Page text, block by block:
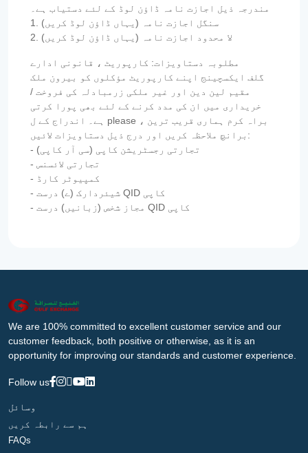
مندرجہ ذیل اجازت نامہ ڈاؤن لوڈ کے لئے دستیاب ہے۔
1. سنگل اجازت نامہ (یہاں ڈاؤن لوڈ کریں)
2. لا محدود اجازت نامہ (یہاں ڈاؤن لوڈ کریں)
مطلوبہ دستاویزات: کارپوریٹ ، قانونی ادارے
گلف ایکسچینج اپنے کارپوریٹ مؤکلوں کو بیرون ملک
مقیم لین دین اور غیر ملکی زرمبادلہ کی فروخت /
خریداری میں ان کی مدد کرنے کے لئے بھی پورا کرتی
ہے۔ اندراج کے ل please ، براہ کرم ہماری قریب ترین
برانچ ملاحظہ کریں اور درج ذیل دستاویزات لائیں:
- تجارتی رجسٹریشن کاپی (سی آر کاپی)
- تجارتی لائسنس
- کمپیوٹر کارڈ
- شیئردارک (ے) درست QID کاپی
- مجاز شخص (زبانیں) درست QID کاپی
We are 100% committed to excellent customer service and our
customer feedback, both positive or otherwise, as it is an
opportunity for improving our standards and customer experience.
Follow us
وسائل
ہم سے رابطہ کریں
FAQs